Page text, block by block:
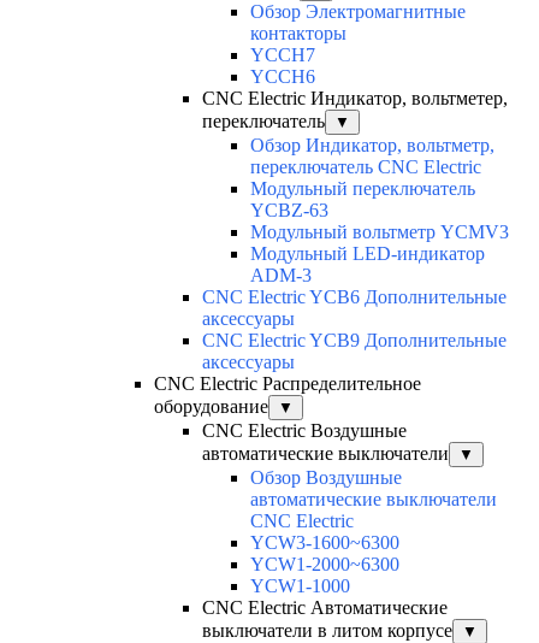
Обзор Электромагнитные
контакторы
YCCH7
YCCH6
CNC Electric Индикатор, вольтметер,
переключатель
▼
Обзор Индикатор, вольтметр,
переключатель CNC Electric
Модульный переключатель
YCBZ-63
Модульный вольтметр YCMV3
Модульный LED-индикатор
ADM-3
CNC Electric YCB6 Дополнительные
аксессуары
CNC Electric YCB9 Дополнительные
аксессуары
CNC Electric Распределительное
оборудование
▼
CNC Electric Воздушные
автоматические выключатели
▼
Обзор Воздушные
автоматические выключатели
CNC Electric
YCW3-1600~6300
YCW1-2000~6300
YCW1-1000
CNC Electric Автоматические
выключатели в литом корпусе
▼